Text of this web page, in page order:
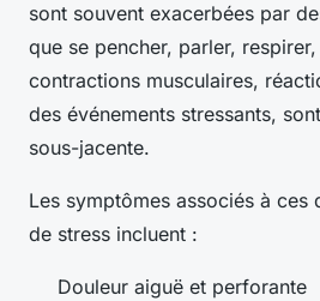
sont souvent exacerbées par
que se pencher, parler,
contractions musculaires,
des événements stressants,
sous-jacente.
Les symptômes associés à ces
de stress incluent :
Douleur aiguë et perforante